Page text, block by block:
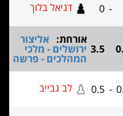
דניאל בלוך
אורחת:אליצור
ירושלים - מלכי
המהלכים - פרשה
לב גבייב